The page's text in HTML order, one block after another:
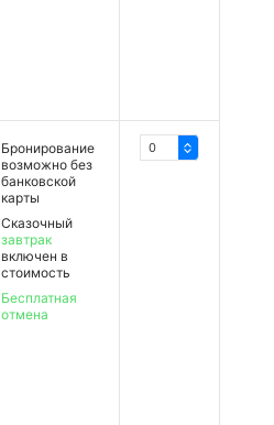
Бронирование
возможно без
банковской
карты
Сказочный
завтрак
включен в
стоимость
Бесплатная
отмена